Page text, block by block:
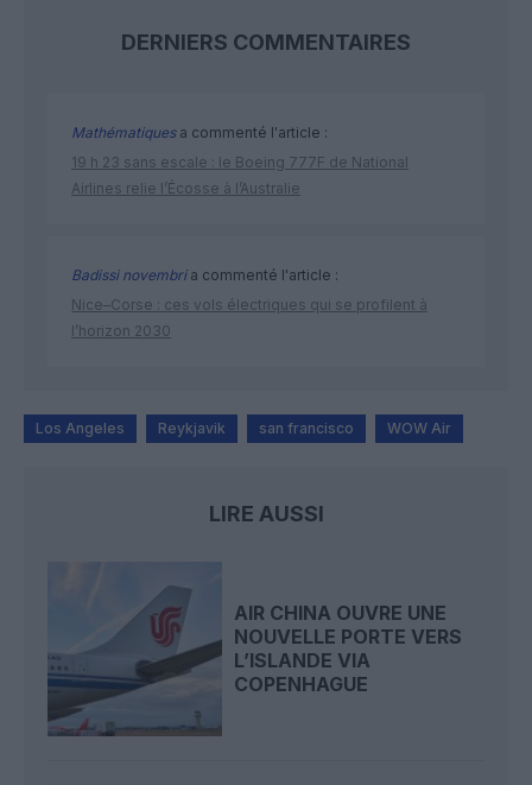
DERNIERS COMMENTAIRES
Mathématiquesa commenté l'article :
19 h 23 sans escale : le Boeing 777F de National
Airlines relie l’Écosse à l’Australie
Badissi novembria commenté l'article :
Nice–Corse : ces vols électriques qui se profilent à
l’horizon 2030
Los Angeles Reykjavik san francisco WOW Air
LIRE AUSSI
AIR CHINA OUVRE UNE
NOUVELLE PORTE VERS
L’ISLANDE VIA
COPENHAGUE